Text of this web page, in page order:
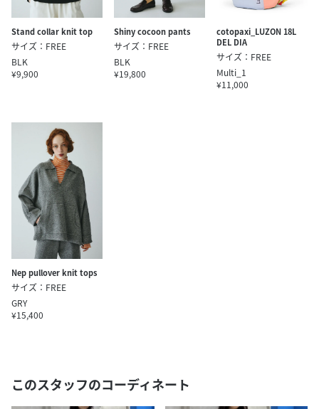
Stand collar knit top
サイズ：FREE
BLK
¥9,900
Shiny cocoon pants
サイズ：FREE
BLK
¥19,800
cotopaxi_LUZON 18L
DEL DIA
サイズ：FREE
Multi_1
¥11,000
Nep pullover knit tops
サイズ：FREE
GRY
¥15,400
このスタッフのコーディネート